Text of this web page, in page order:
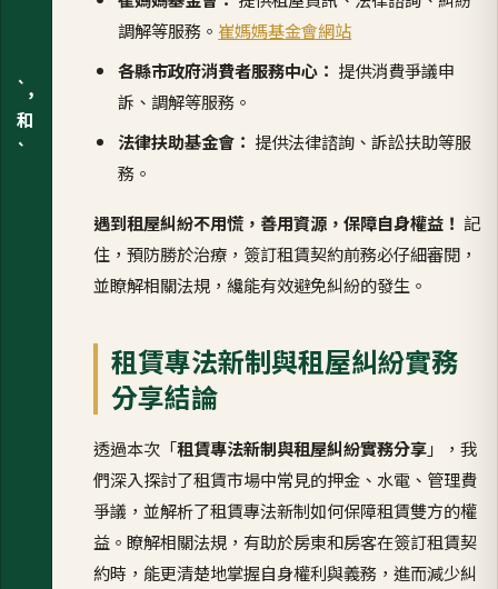
`,
和
`
調解等服務。 崔媽媽基金會網站
各縣市政府消費者服務中心： 提供消費爭議申
訴、調解等服務。
法律扶助基金會： 提供法律諮詢、訴訟扶助等服
務。
遇到租屋糾紛不用慌，善用資源，保障自身權益！ 記
住，預防勝於治療，簽訂租賃契約前務必仔細審閱，
並瞭解相關法規，纔能有效避免糾紛的發生。
租賃專法新制與租屋糾紛實務
分享結論
透過本次「租賃專法新制與租屋糾紛實務分享」，我
們深入探討了租賃市場中常見的押金、水電、管理費
爭議，並解析了租賃專法新制如何保障租賃雙方的權
益。瞭解相關法規，有助於房東和房客在簽訂租賃契
約時，能更清楚地掌握自身權利與義務，進而減少糾